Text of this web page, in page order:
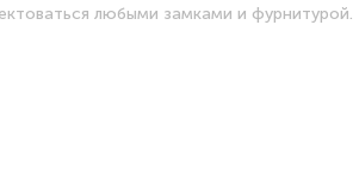
любыми замками и фурнитурой.